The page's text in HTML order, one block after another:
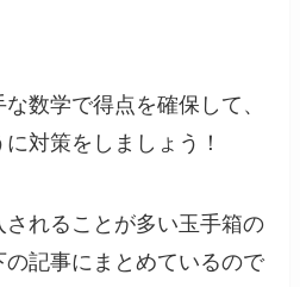
数学で得点を確保して、
対策をしましょう！
れることが多い玉手箱の
記事にまとめているので